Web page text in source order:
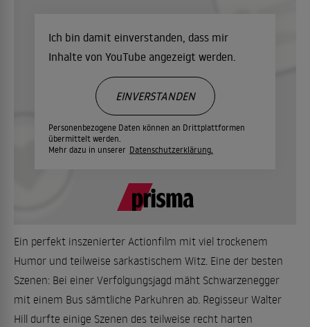
Ich bin damit einverstanden, dass mir
Inhalte von YouTube angezeigt werden.
Personenbezogene Daten können an Drittplattformen
übermittelt werden.
Mehr dazu in unserer Datenschutzerklärung.
EINVERSTANDEN
Ein perfekt inszenierter Actionfilm mit viel trockenem
Humor und teilweise sarkastischem Witz. Eine der besten
Szenen: Bei einer Verfolgungsjagd mäht Schwarzenegger
mit einem Bus sämtliche Parkuhren ab. Regisseur Walter
Hill durfte einige Szenen des teilweise recht harten